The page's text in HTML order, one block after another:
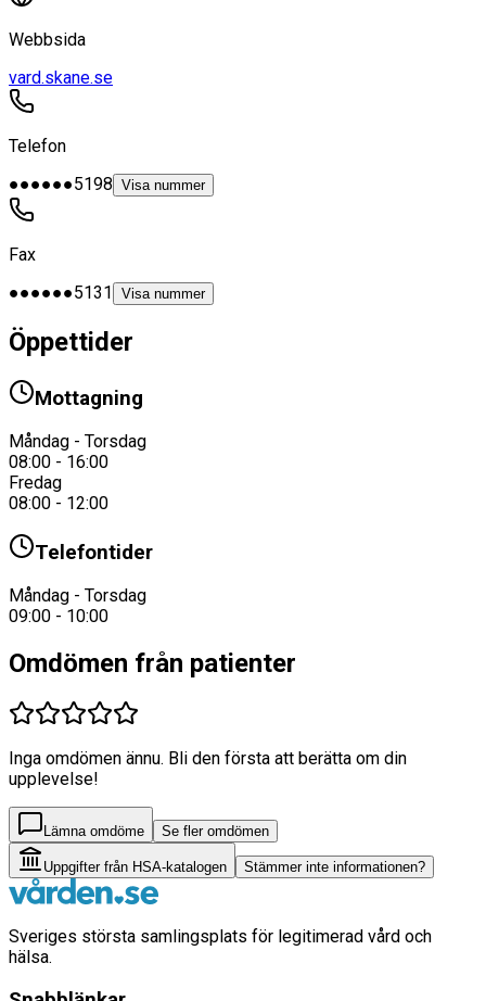
Webbsida
vard.skane.se
Telefon
●●●●●●5198 Visa nummer
Fax
●●●●●●5131
Visa nummer
Öppettider
Mottagning
Måndag - Torsdag
08:00 - 16:00
Fredag
08:00 - 12:00
Telefontider
Måndag - Torsdag
09:00 - 10:00
Omdömen från patienter
Inga omdömen ännu. Bli den första att berätta om din
upplevelse!
Lämna omdöme Se fler omdömen
Uppgifter från HSA-katalogen Stämmer inte informationen?
Sveriges största samlingsplats för legitimerad vård och
hälsa.